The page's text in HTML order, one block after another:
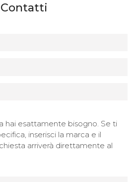
Contatti
hai esattamente bisogno. Se ti
inserisci la marca e il
arriverà direttamente al